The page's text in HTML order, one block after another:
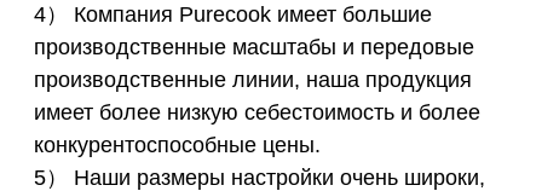
4） Компания Purecook имеет большие
производственные масштабы и передовые
производственные линии, наша продукция
имеет более низкую себестоимость и более
конкурентоспособные цены.
5） Наши размеры настройки очень широки,